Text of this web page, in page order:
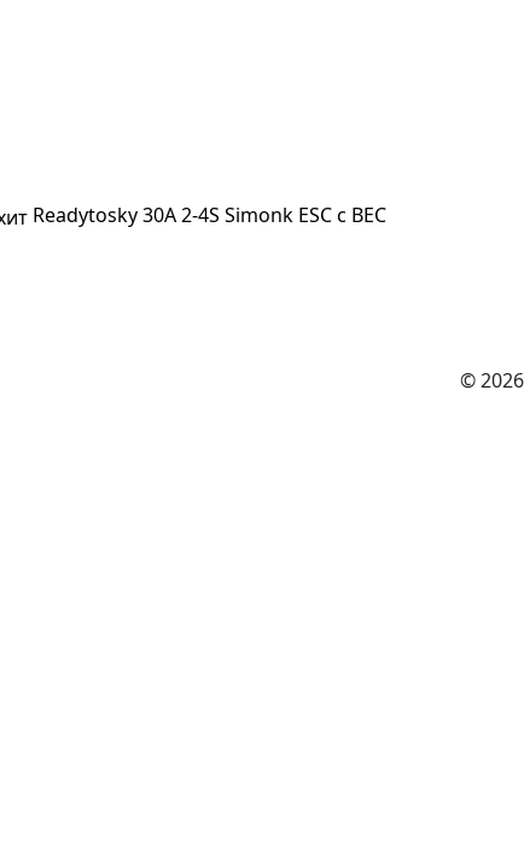
Readytosky 30A 2-4S Simonk ESC c BEC
© 2026